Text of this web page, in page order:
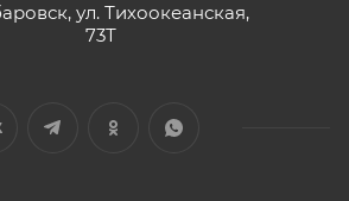
ул. Тихоокеанская,
73Т